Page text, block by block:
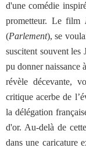
d'une comédie
prometteur. Le film
(Parlement), se
suscitent souvent les
pu donner naissance
révèle décevante,
critique acerbe de
la délégation
d'or. Au-delà de
dans une caricature